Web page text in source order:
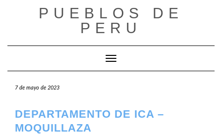
PUEBLOS DE
PERU
Cambiar modo de navegación
7 de mayo de 2023
DEPARTAMENTO DE ICA –
MOQUILLAZA